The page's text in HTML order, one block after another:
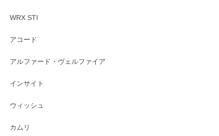
WRX STI
アコード
アルファード・ヴェルファイア
インサイト
ウィッシュ
カムリ